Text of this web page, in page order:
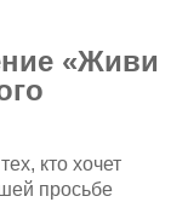
«Живи
кто хочет
просьбе